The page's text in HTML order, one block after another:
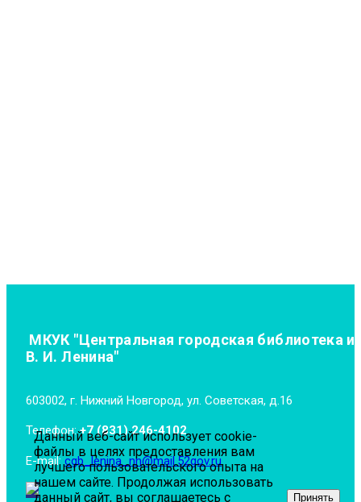
МКУК "Центральная городская библиотека
В. И. Ленина"
603002, г. Нижний Новгород, ул. Советская, д.16
Телефон:+7 (831) 246-4102
E-mail:cgb_lenina_nn@mail.52gov.ru
Данный веб-сайт использует cookie-
файлы в целях предоставления вам
лучшего пользовательского опыта на
нашем сайте. Продолжая использовать
данный сайт, вы соглашаетесь с
Принять